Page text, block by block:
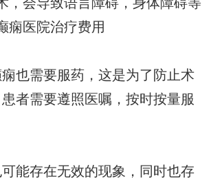
，会导致语言障碍，身体障碍等
痫医院治疗费用
也需要服药，这是为了防止术
者需要遵照医嘱，按时按量服
能存在无效的现象，同时也存